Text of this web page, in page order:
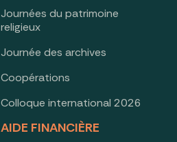
Journées du patrimoine
religieux
Journée des archives
Coopérations
Colloque international 2026
AIDE FINANCIÈRE